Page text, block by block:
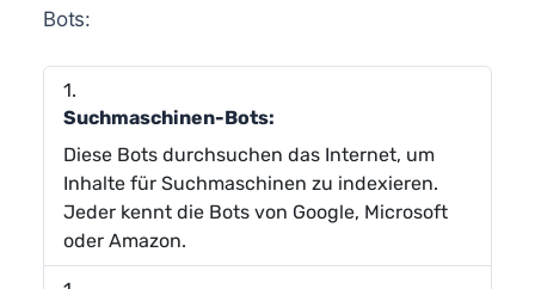
Bots:
Suchmaschinen-Bots:
Diese Bots durchsuchen das Internet, um
Inhalte für Suchmaschinen zu indexieren.
Jeder kennt die Bots von Google, Microsoft
oder Amazon.